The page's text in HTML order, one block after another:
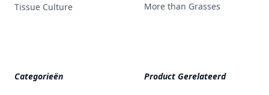
Tissue Culture More than Grasses
Categorieën Product Gerelateerd